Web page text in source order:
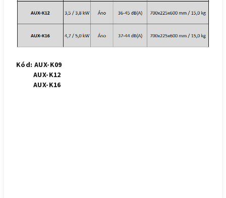
Kód: AUX-K09
AUX-K12
AUX-K16